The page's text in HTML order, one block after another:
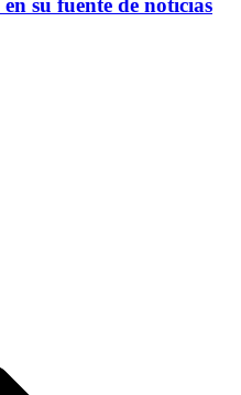
en su fuente de noticias